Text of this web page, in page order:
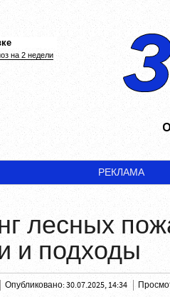
на 2 недели
РЕКЛАМА
лесных
и подходы
Опубликовано: 30.07.2025, 14:34